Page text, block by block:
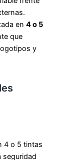
en 4 o 5
que
y
4 o 5 tintas